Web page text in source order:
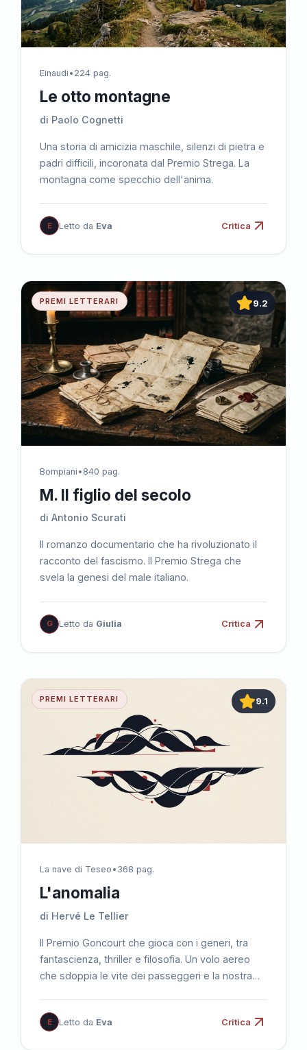
Einaudi • 224 pag.
Le otto montagne
di Paolo Cognetti
Una storia di amicizia maschile, silenzi di pietra e
padri difficili, incoronata dal Premio Strega. La
montagna come specchio dell'anima.
E Letto da Eva Critica
PREMI LETTERARI 9.2
Bompiani • 840 pag.
M. Il figlio del secolo
di Antonio Scurati
Il romanzo documentario che ha rivoluzionato il
racconto del fascismo. Il Premio Strega che
svela la genesi del male italiano.
G Letto da Giulia Critica
PREMI LETTERARI 9.1
La nave di Teseo • 368 pag.
L'anomalia
di Hervé Le Tellier
Il Premio Goncourt che gioca con i generi, tra
fantascienza, thriller e filosofia. Un volo aereo
che sdoppia le vite dei passeggeri e la nostra
E Letto da Eva Critica